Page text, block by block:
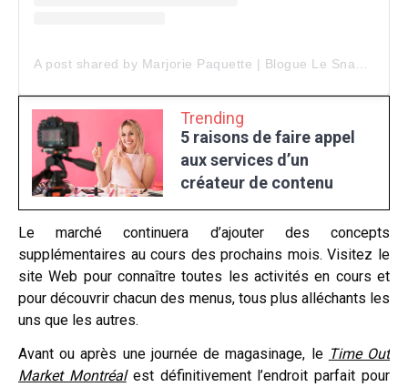
Trending
5 raisons de faire appel
aux services d’un
créateur de contenu
Le marché continuera d’ajouter des concepts
supplémentaires au cours des prochains mois. Visitez le
site Web pour connaître toutes les activités en cours et
pour découvrir chacun des menus, tous plus alléchants les
uns que les autres.
Avant ou après une journée de magasinage, le Time Out
Market Montréalest définitivement l’endroit parfait pour